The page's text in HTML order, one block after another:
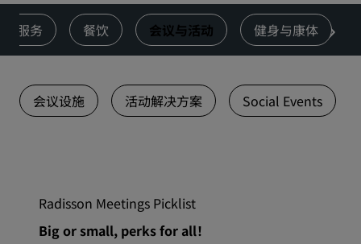
服务 餐饮 会议与活动 健身与康体
会议设施 活动解决方案 Social Events
Radisson Meetings Picklist
Big or small, perks for all！